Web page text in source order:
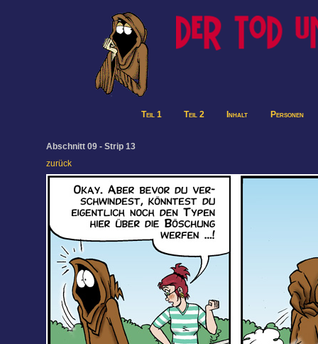
Teil 1 Teil 2 Inhalt Personen
Abschnitt 09 - Strip 13
zurück